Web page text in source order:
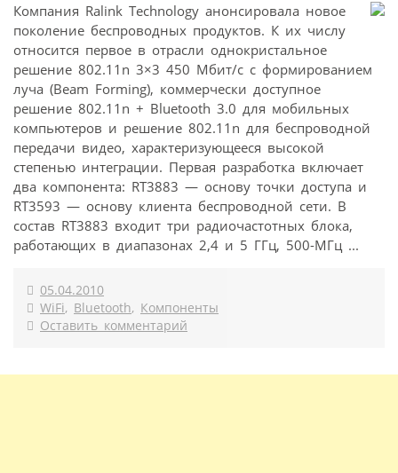
Компания Ralink Technology анонсировала новое
поколение беспроводных продуктов. К их числу
относится первое в отрасли однокристальное
решение 802.11n 3×3 450 Мбит/с с формированием
луча (Beam Forming), коммерчески доступное
решение 802.11n + Bluetooth 3.0 для мобильных
компьютеров и решение 802.11n для беспроводной
передачи видео, характеризующееся высокой
степенью интеграции. Первая разработка включает
два компонента: RT3883 — основу точки доступа и
RT3593 — основу клиента беспроводной сети. В
состав RT3883 входит три радиочастотных блока,
работающих в диапазонах 2,4 и 5 ГГц, 500-МГц ...
05.04.2010
WiFi, Bluetooth, Компоненты
Оставить комментарий